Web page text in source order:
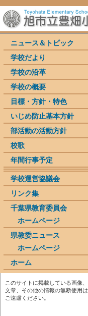
ニュース＆トピック
学校だより
学校の沿革
学校の概要
目標・方針・特色
いじめ防止基本方針
部活動の活動方針
校歌
年間行事予定
学校運営協議会
リンク集
千葉県教育委員会
ホームページ
県教委ニュース
ホームページ
ホーム
このサイトに掲載している画像、
文章、その他の情報の無断使用は
ご遠慮ください。